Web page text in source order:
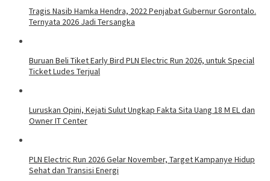
Tragis Nasib Hamka Hendra, 2022 Penjabat Gubernur Gorontalo.
Ternyata 2026 Jadi Tersangka
Buruan Beli Tiket Early Bird PLN Electric Run 2026, untuk Special
Ticket Ludes Terjual
Luruskan Opini, Kejati Sulut Ungkap Fakta Sita Uang 18 M EL dan
Owner IT Center
PLN Electric Run 2026 Gelar November, Target Kampanye Hidup
Sehat dan Transisi Energi